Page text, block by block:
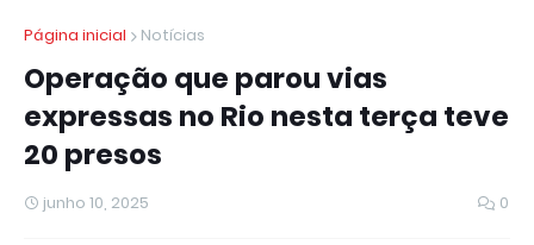
Página inicial
Notícias
Operação que parou vias
expressas no Rio nesta terça teve
20 presos
junho 10, 2025 0